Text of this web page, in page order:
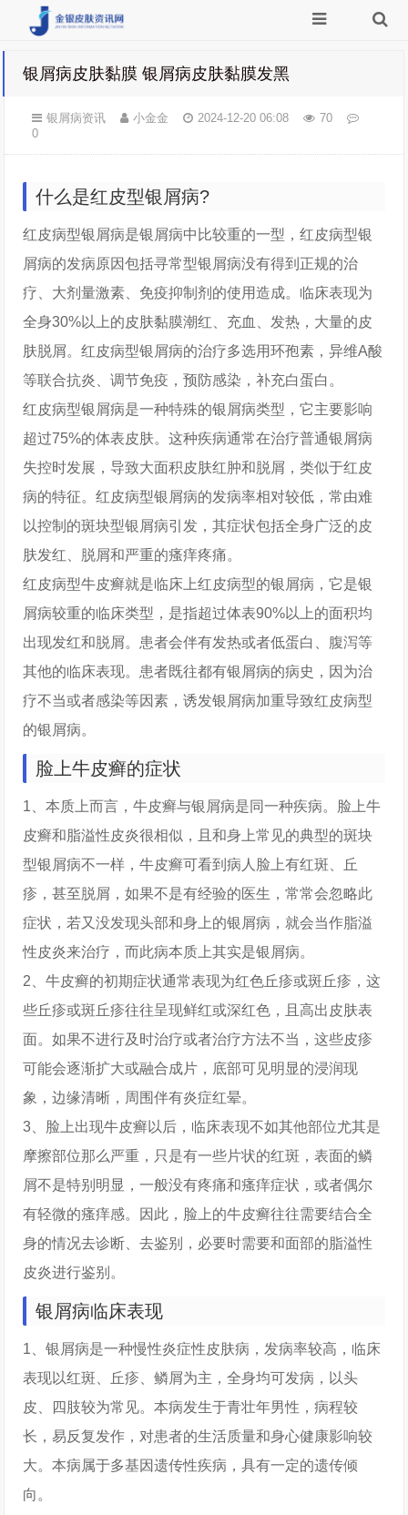
银屑病皮肤黏膜 银屑病皮肤黏膜发黑
银屑病资讯 小金金 2024-12-20 06:08
70
0
什么是红皮型银屑病?
红皮病型银屑病是银屑病中比较重的一型，红皮病型银
屑病的发病原因包括寻常型银屑病没有得到正规的治
疗、大剂量激素、免疫抑制剂的使用造成。临床表现为
全身30%以上的皮肤黏膜潮红、充血、发热，大量的皮
肤脱屑。红皮病型银屑病的治疗多选用环孢素，异维A酸
等联合抗炎、调节免疫，预防感染，补充白蛋白。
红皮病型银屑病是一种特殊的银屑病类型，它主要影响
超过75%的体表皮肤。这种疾病通常在治疗普通银屑病
失控时发展，导致大面积皮肤红肿和脱屑，类似于红皮
病的特征。红皮病型银屑病的发病率相对较低，常由难
以控制的斑块型银屑病引发，其症状包括全身广泛的皮
肤发红、脱屑和严重的瘙痒疼痛。
红皮病型牛皮癣就是临床上红皮病型的银屑病，它是银
屑病较重的临床类型，是指超过体表90%以上的面积均
出现发红和脱屑。患者会伴有发热或者低蛋白、腹泻等
其他的临床表现。患者既往都有银屑病的病史，因为治
疗不当或者感染等因素，诱发银屑病加重导致红皮病型
的银屑病。
脸上牛皮癣的症状
1、本质上而言，牛皮癣与银屑病是同一种疾病。脸上牛
皮癣和脂溢性皮炎很相似，且和身上常见的典型的斑块
型银屑病不一样，牛皮癣可看到病人脸上有红斑、丘
疹，甚至脱屑，如果不是有经验的医生，常常会忽略此
症状，若又没发现头部和身上的银屑病，就会当作脂溢
性皮炎来治疗，而此病本质上其实是银屑病。
2、牛皮癣的初期症状通常表现为红色丘疹或斑丘疹，这
些丘疹或斑丘疹往往呈现鲜红或深红色，且高出皮肤表
面。如果不进行及时治疗或者治疗方法不当，这些皮疹
可能会逐渐扩大或融合成片，底部可见明显的浸润现
象，边缘清晰，周围伴有炎症红晕。
3、脸上出现牛皮癣以后，临床表现不如其他部位尤其是
摩擦部位那么严重，只是有一些片状的红斑，表面的鳞
屑不是特别明显，一般没有疼痛和瘙痒症状，或者偶尔
有轻微的瘙痒感。因此，脸上的牛皮癣往往需要结合全
身的情况去诊断、去鉴别，必要时需要和面部的脂溢性
皮炎进行鉴别。
银屑病临床表现
1、银屑病是一种慢性炎症性皮肤病，发病率较高，临床
表现以红斑、丘疹、鳞屑为主，全身均可发病，以头
皮、四肢较为常见。本病发生于青壮年男性，病程较
长，易反复发作，对患者的生活质量和身心健康影响较
大。本病属于多基因遗传性疾病，具有一定的遗传倾
向。